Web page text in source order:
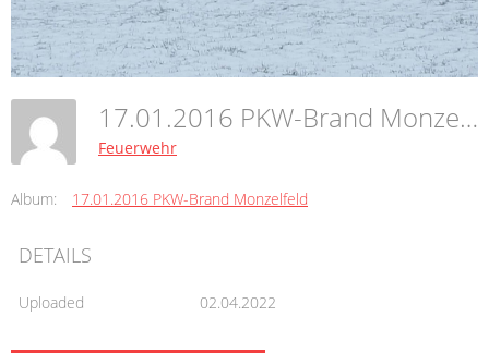
17.01.2016 PKW-Brand Monzelfeld
Feuerwehr
Album: 17.01.2016 PKW-Brand Monzelfeld
DETAILS
Uploaded 02.04.2022